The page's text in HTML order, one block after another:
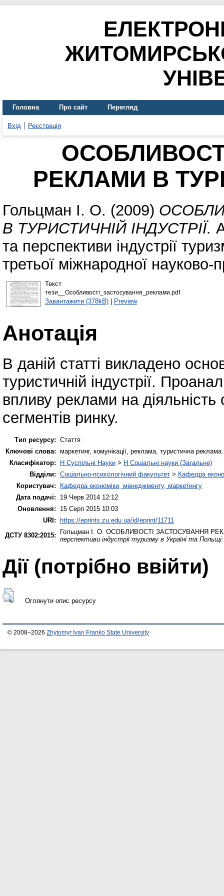
Головна Про сайт Перегляд
Вхід Реєстрація
РЕКЛАМИ В
Гольцман І. О. (2009)
В ТУРИСТИЧНІЙ ІНДУСТРІЇ.
та перспективи індустрії
третьої міжнародної
Текст
тези__Особливості_застосування_реклами.pdf
Завантажити (378kB)| Preview
Анотація
В даній статті викладено
туристичній індустрії.
впливу реклами на
сегментів ринку.
Тип ресурсу: Стаття
Ключові слова: маркетинг, комунікації, реклама, туристична реклама.
Класифікатор:
H Суспільні Науки > H Соціальні науки (Загальне)
Відділи: Соціально-психологічний факультет > Кафедра
Користувач:
Кафедра економіки, менеджменту, маркетингу
Дата подачі:
19 Черв 2014 12:12
Оновлення:
15 Серп 2015 10:03
URI: https://eprints.zu.edu.ua/id/eprint/11711
ДСТУ 8302:2015:
Гольцман І. О. ОСОБЛИВОСТІ ЗАСТОСУВАННЯ
перспективи індустрії туризму в Україні та
Дії ​​(потрібно ввійти)
Оглянути опис ресурсу
© 2008–2026 Zhytomyr Ivan Franko State University